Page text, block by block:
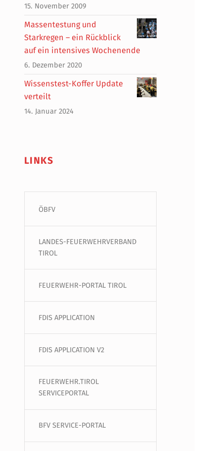
15. November 2009
Massentestung und
Starkregen – ein Rückblick
auf ein intensives Wochenende
6. Dezember 2020
Wissenstest-Koffer Update
verteilt
14. Januar 2024
LINKS
ÖBFV
LANDES-FEUERWEHRVERBAND
TIROL
FEUERWEHR-PORTAL TIROL
FDIS APPLICATION
FDIS APPLICATION V2
FEUERWEHR.TIROL
SERVICEPORTAL
BFV SERVICE-PORTAL